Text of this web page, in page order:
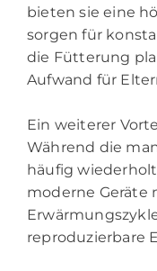
bieten sie eine
sorgen für
die Fütterung
Aufwand für
Ein weiterer
Während die
häufig
moderne Geräte
reproduzierbare